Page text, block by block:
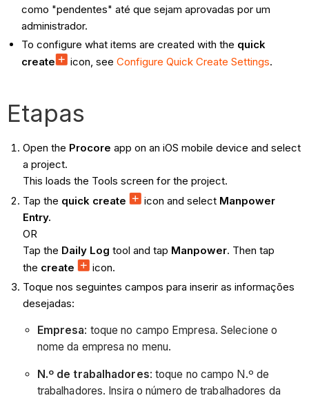
como "pendentes" até que sejam aprovadas por um
administrador.
To configure what items are created with the quick
create
icon, seeConfigure Quick Create Settings.
Etapas
Open the Procore app on an iOS mobile device and select
a project.
This loads the Tools screen for the project.
Tap the quick create icon and select Manpower
Entry.
OR
Tap the Daily Log tool and tap Manpower. Then tap
the create
icon.
Toque nos seguintes campos para inserir as informações
desejadas:
Empresa: toque no campo Empresa. Selecione o
nome da empresa no menu.
N.º de trabalhadores: toque no campo N.º de
trabalhadores. Insira o número de trabalhadores da